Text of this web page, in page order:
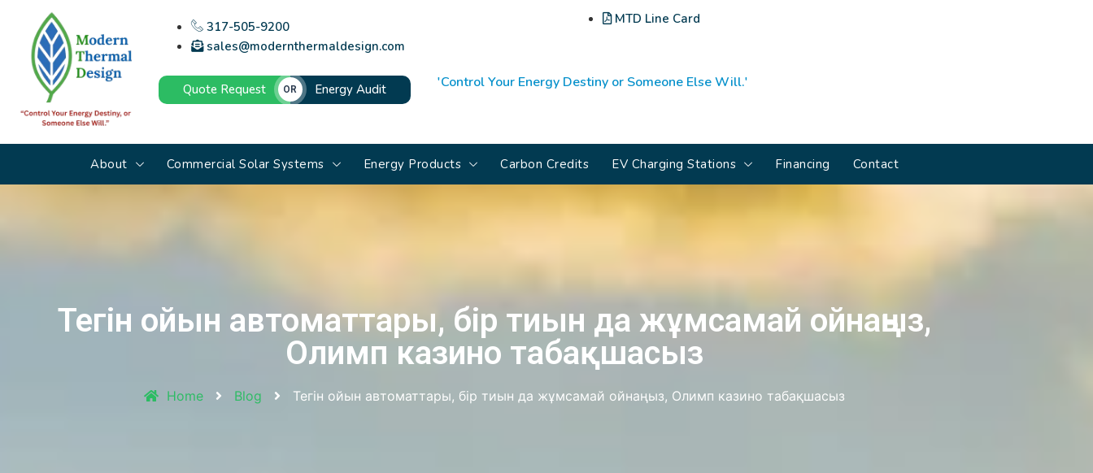
317-505-9200
sales@modernthermaldesign.com
MTD Line Card
Quote Request OR Energy Audit 'Control Your Energy Destiny or Someone Else Will.'
About Commercial Solar Systems Energy Products Carbon Credits EV Charging Stations Financing Contact
Тегін ойын автоматтары, бір тиын да жұмсамай ойнаңыз,
Олимп казино табақшасыз
Home Blog Тегін ойын автоматтары, бір тиын да жұмсамай ойнаңыз, Олимп казино табақшасыз